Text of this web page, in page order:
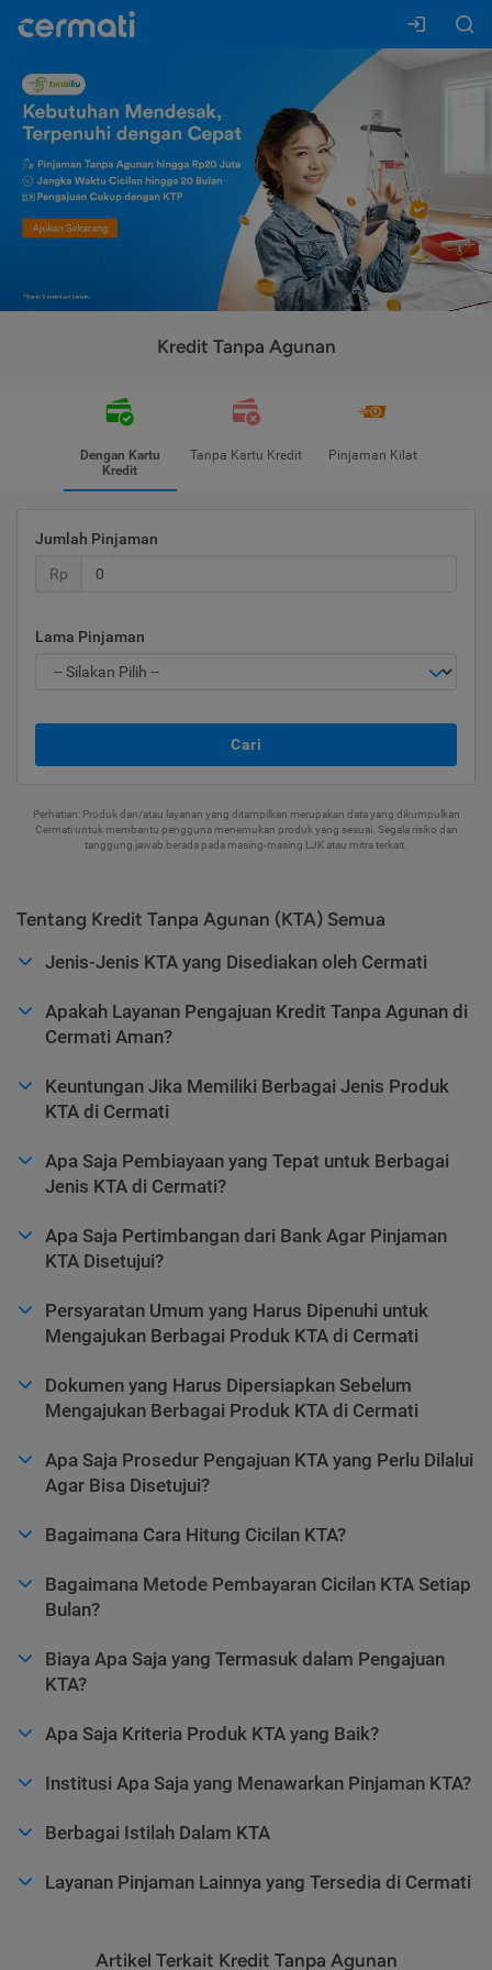
Kredit Tanpa Agunan
Dengan Kartu
Kredit
Tanpa Kartu Kredit Pinjaman Kilat
Jumlah Pinjaman
Rp
Lama Pinjaman
Cari
Perhatian: Produk dan/atau layanan yang ditampilkan merupakan data yang dikumpulkan
Cermati untuk membantu pengguna menemukan produk yang sesuai. Segala risiko dan
tanggung jawab berada pada masing-masing LJK atau mitra terkait.
Tentang Kredit Tanpa Agunan (KTA) Semua
Jenis-Jenis KTA yang Disediakan oleh Cermati
Apakah Layanan Pengajuan Kredit Tanpa Agunan di
Cermati Aman?
Keuntungan Jika Memiliki Berbagai Jenis Produk
KTA di Cermati
Apa Saja Pembiayaan yang Tepat untuk Berbagai
Jenis KTA di Cermati?
Apa Saja Pertimbangan dari Bank Agar Pinjaman
KTA Disetujui?
Persyaratan Umum yang Harus Dipenuhi untuk
Mengajukan Berbagai Produk KTA di Cermati
Dokumen yang Harus Dipersiapkan Sebelum
Mengajukan Berbagai Produk KTA di Cermati
Apa Saja Prosedur Pengajuan KTA yang Perlu Dilalui
Agar Bisa Disetujui?
Bagaimana Cara Hitung Cicilan KTA?
Bagaimana Metode Pembayaran Cicilan KTA Setiap
Bulan?
Biaya Apa Saja yang Termasuk dalam Pengajuan
KTA?
Apa Saja Kriteria Produk KTA yang Baik?
Institusi Apa Saja yang Menawarkan Pinjaman KTA?
Berbagai Istilah Dalam KTA
Layanan Pinjaman Lainnya yang Tersedia di Cermati
Artikel Terkait Kredit Tanpa Agunan